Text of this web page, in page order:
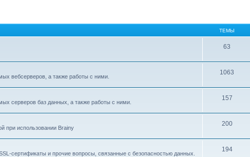
ТЕМЫ
63
вебсерверов, а также работы с ними.
1063
серверов баз данных, а также работы с ними.
157
при использовании Brainy
200
сертификаты и прочие вопросы, связанные с безопасностью данных.
194